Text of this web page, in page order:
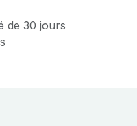
de 30 jours